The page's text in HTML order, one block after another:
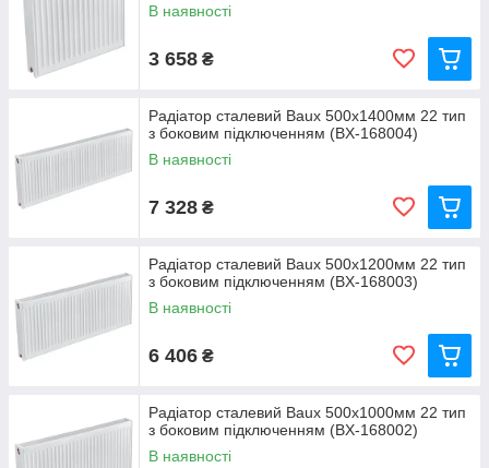
В наявності
3 658 ₴
Радіатор сталевий Baux 500х1400мм 22 тип
з боковим підключенням (BX-168004)
В наявності
7 328 ₴
Радіатор сталевий Baux 500х1200мм 22 тип
з боковим підключенням (BX-168003)
В наявності
6 406 ₴
Радіатор сталевий Baux 500х1000мм 22 тип
з боковим підключенням (BX-168002)
В наявності